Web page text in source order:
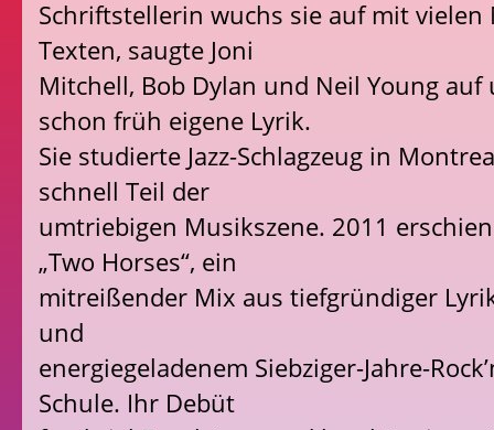
Schriftstellerin wuchs sie auf mit
Texten, saugte Joni
Mitchell, Bob Dylan und Neil Young auf
schon früh eigene Lyrik.
Sie studierte Jazz-Schlagzeug in
schnell Teil der
umtriebigen Musikszene. 2011
„Two Horses“, ein
mitreißender Mix aus tiefgründiger
und
energiegeladenem Siebziger-Jahre-
Schule. Ihr Debüt